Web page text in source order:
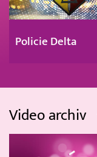
Policie Delta
Video archiv